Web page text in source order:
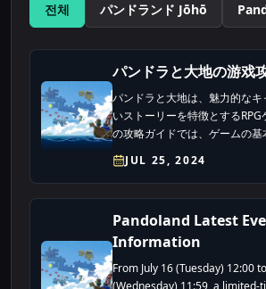
전체 パンドランド Jōhō
パンドラと大地の游戏
パンドラと大地は、魅力的な
いストーリーを特徴とするRPG
の攻略ガイドでは、ゲームの基
略まで、プレイヤーに役立つ情
す。
JUL 25, 2024
Pandoland Latest
Information
From July 16 (Tuesday) 12:00
(Wednesday) 11:59, a limited-